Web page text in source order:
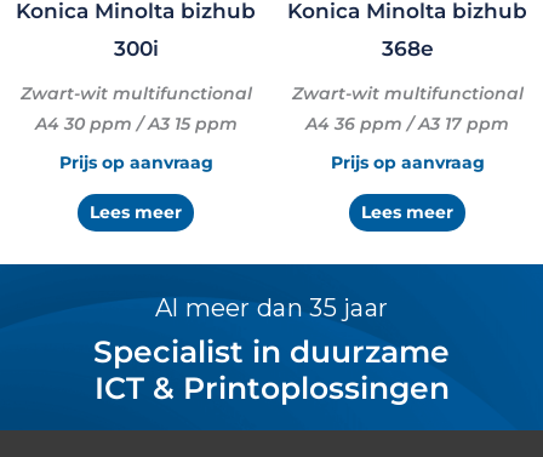
Konica Minolta bizhub
300i
Zwart-wit multifunctional
A4 30 ppm / A3 15 ppm
Prijs op aanvraag
Lees meer
Konica Minolta bizhub
368e
Zwart-wit multifunctional
A4 36 ppm / A3 17 ppm
Prijs op aanvraag
Lees meer
Al meer dan 35 jaar
Specialist in duurzame
ICT & Printoplossingen